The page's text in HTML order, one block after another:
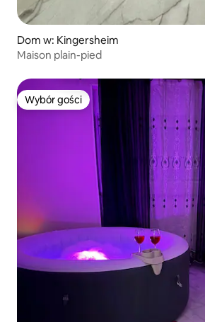
Dom w: Kingersheim
Maison plain-pied
Wybór gości
Wybór gości